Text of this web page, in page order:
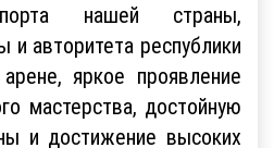
нашей страны,
и авторитета республики
яркое проявление
мастерства, достойную
и достижение высоких